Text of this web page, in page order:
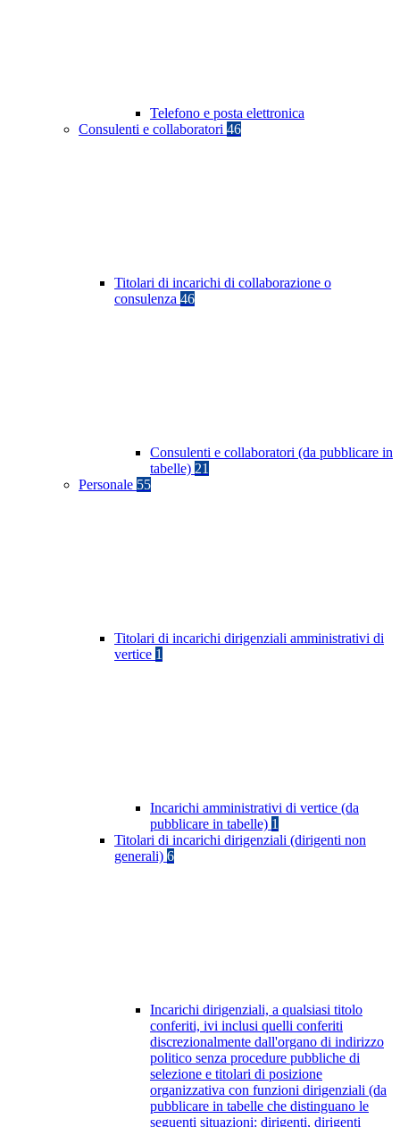
Telefono e posta elettronica
Consulenti e collaboratori 46
Titolari di incarichi di collaborazione o
consulenza 46
Consulenti e collaboratori (da pubblicare in
tabelle) 21
Personale 55
Titolari di incarichi dirigenziali amministrativi di
vertice 1
Incarichi amministrativi di vertice (da
pubblicare in tabelle) 1
Titolari di incarichi dirigenziali (dirigenti non
generali) 6
Incarichi dirigenziali, a qualsiasi titolo
conferiti, ivi inclusi quelli conferiti
discrezionalmente dall'organo di indirizzo
politico senza procedure pubbliche di
selezione e titolari di posizione
organizzativa con funzioni dirigenziali (da
pubblicare in tabelle che distinguano le
seguenti situazioni: dirigenti, dirigenti